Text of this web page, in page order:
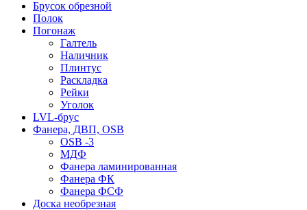
Брусок обрезной
Полок
Погонаж
Галтель
Наличник
Плинтус
Раскладка
Рейки
Уголок
LVL-брус
Фанера, ДВП, OSB
OSB -3
МДФ
Фанера ламинированная
Фанера ФК
Фанера ФСФ
Доска необрезная